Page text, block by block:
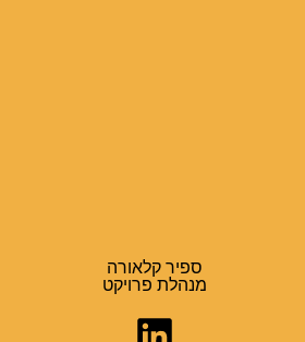
ספיר קלאורה
מנהלת פרויקט